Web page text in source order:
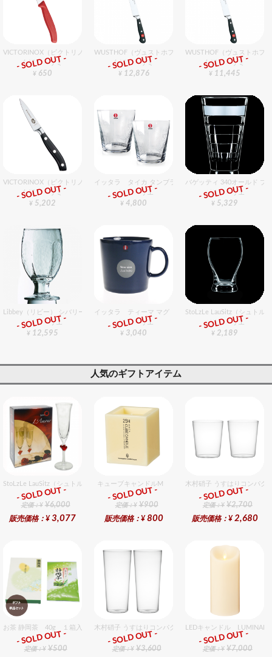
VICTORINOX（ビクトリノックス） ペティーナイフ RD 10cm
包丁・ハサミ
¥ 650
- SOLD OUT -
WUSTHOF（ヴュストホフ） クラシック ブレッドナイ
包丁・ハサミ
¥ 12,876
- SOLD OUT -
WUSTHOF（ヴュストホ
包丁・ハサミ
¥ 11,445
- SOLD OUT -
VICTORINOX（ビクトリノックス） gMぺティーナイフ 8cm
包丁・ハサミ
¥ 5,202
- SOLD OUT -
イッタラ タイカ タンブラー 380cc ペア
グラスバリエ
¥ 4,800
- SOLD OUT -
バゲッティ 340オールド プ
グラスバリエ
¥ 5,329
- SOLD OUT -
Libbey（リビー） シバリー 3211 24個入りセット
グラスバリエ
¥ 12,595
- SOLD OUT -
イッタラ ティーマ マグ 400cc ブルー
グラスバリエ
¥ 3,040
- SOLD OUT -
StoLzLe LauSitz（シュトル
グラスバリエ
¥ 2,189
- SOLD OUT -
人気のギフトアイテム
StoLzLe LauSitz（シュトルツル ラウンジッツ） アモーレ シャンパン レッド 2個入りセッ
ギフト
定価：¥ ¥6,000
販売価格：¥ 3,077
- SOLD OUT -
キューブキャンドルM
ギフト
定価：¥ ¥900
販売価格：¥ 800
- SOLD OUT -
木村硝子 うすはりコンパク
ギフト
定価：¥ ¥2,700
販売価格：¥ 2,680
- SOLD OUT -
お茶 静岡茶 40g １箱入セット
ギフト
定価：¥ ¥500
- SOLD OUT -
木村硝子 うすはりコンパクト500cc ゾンビグラスギフト
ギフト
定価：¥ ¥3,600
- SOLD OUT -
LEDキャンドル
ギフト
定価：¥ ¥7,000
- SOLD OUT -